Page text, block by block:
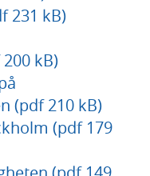
231 kB)
kB)
(pdf 210 kB)
(pdf 179